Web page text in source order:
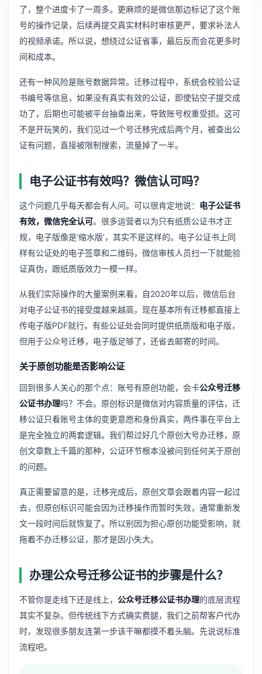
了，整个进度卡了一周多。更麻烦的是微信那边标记了这个账
号的操作记录，后续再提交真实材料时审核更严，要求补法人
的视频承诺。所以说，想绕过公证省事，最后反而会花更多时
间和成本。
还有一种风险是账号数据异常。迁移过程中，系统会校验公证
书编号等信息，如果没有真实有效的公证，即使钻空子提交成
功了，后期也可能被平台抽查出来，导致账号权重受损。这可
不是开玩笑的，我们见过一个号迁移完成后两个月，被查出公
证有问题，直接被限制搜索，流量掉了一半。
电子公证书有效吗？微信认可吗？
这个问题几乎每天都会有人问。可以很肯定地说： 电子公证书
有效，微信完全认可。很多运营者以为只有纸质公证书才正
规，电子版像是‘缩水版’，其实不是这样的。电子公证书上同
样有公证处的电子签章和二维码，微信审核人员扫一下就能验
证真伪，跟纸质版效力一模一样。
从我们实际操作的大量案例来看，自2020年以后，微信后台
对电子公证书的接受度越来越高，现在基本所有迁移都直接上
传电子版PDF就行。有些公证处会同时提供纸质版和电子版，
但用于公众号迁移，电子版足够了，还省去邮寄的时间。
关于原创功能是否影响公证
回到很多人关心的那个点：账号有原创功能，会卡公众号迁移
公证书办理吗？不会。原创标识是微信对内容质量的评估，迁
移公证只看账号主体的变更意愿和身份真实，两件事在平台上
是完全独立的两套逻辑。我们帮过好几个原创大号办迁移，原
创文章数上千篇的那种，公证环节根本没被问到任何关于原创
的问题。
真正需要留意的是，迁移完成后，原创文章会跟着内容一起过
去，但原创标识可能会因为迁移操作而暂时失效，通常重新发
文一段时间后就恢复了。所以别因为担心原创功能受影响，就
拖着不办迁移公证，那才是因小失大。
办理公众号迁移公证书的步骤是什么？
不管你是走线下还是线上， 公众号迁移公证书办理的底层流程
其实不复杂。但传统线下方式确实费腿，我们之前帮客户代办
时，发现很多朋友连第一步该干嘛都摸不着头脑。先说说标准
流程吧。